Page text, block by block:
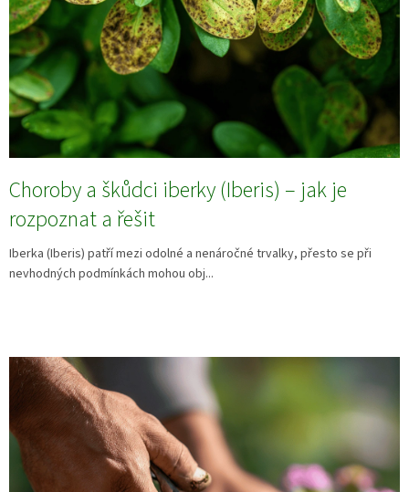
Choroby a škůdci iberky (Iberis) – jak je
rozpoznat a řešit
Iberka (Iberis) patří mezi odolné a nenáročné trvalky, přesto se při
nevhodných podmínkách mohou obj...